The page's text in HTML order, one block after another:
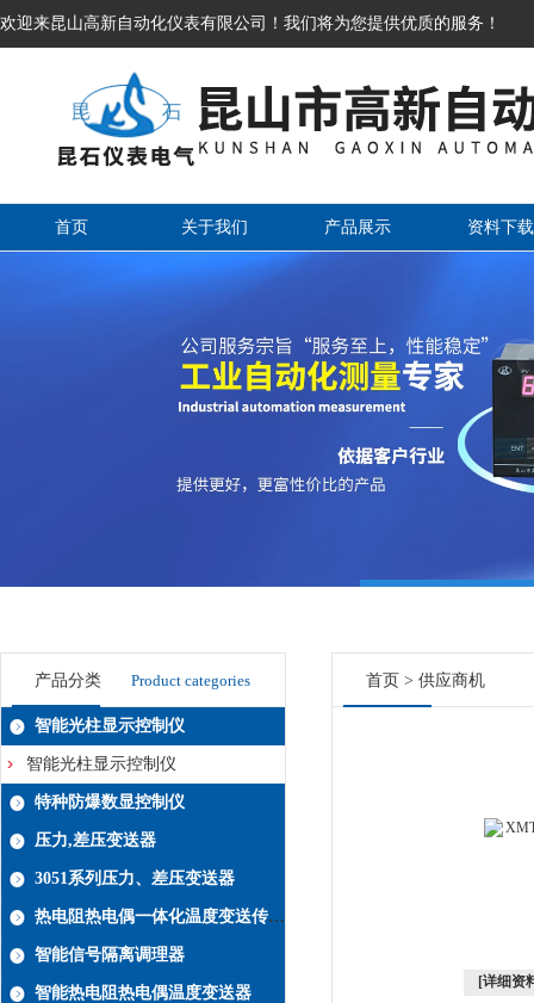
欢迎来昆山高新自动化仪表有限公司！我们将为您提供优质的服务！
首页 关于我们 产品展示 资料下载
产品分类 Product categories
智能光柱显示控制仪
智能光柱显示控制仪
特种防爆数显控制仪
压力,差压变送器
3051系列压力、差压变送器
热电阻热电偶一体化温度变送传感器系列
智能信号隔离调理器
智能热电阻热电偶温度变送器
首页 > 供应商机
[详细资